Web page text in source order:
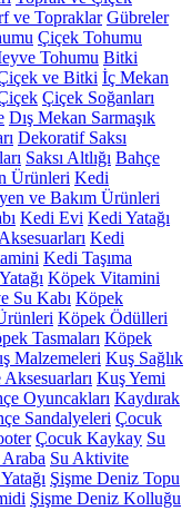
ve Topraklar Gübreler
Çiçek Tohumu
Tohumu Bitki
ve Bitki İç Mekan
Çiçek Soğanları
Dış Mekan Sarmaşık
Dekoratif Saksı
Saksı Altlığı Bahçe
Ürünleri Kedi
ve Bakım Ürünleri
Kedi Evi Kedi Yatağı
Kedi
Kedi Taşıma
Köpek Vitamini
Su Kabı Köpek
Köpek Ödülleri
Tasmaları Köpek
Malzemeleri Kuş Sağlık
Kuş Yemi
Oyuncakları Kaydırak
Sandalyeleri Çocuk
Çocuk Kaykay Su
Su Aktivite
Şişme Deniz Topu
Şişme Deniz Kolluğu